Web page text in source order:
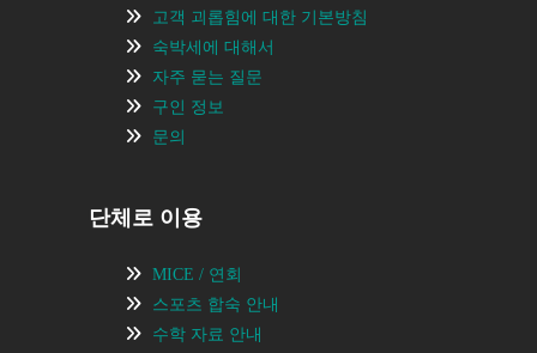
고객 괴롭힘에 대한 기본방침
숙박세에 대해서
자주 묻는 질문
구인 정보
문의
단체로 이용
MICE / 연회
스포츠 합숙 안내
수학 자료 안내